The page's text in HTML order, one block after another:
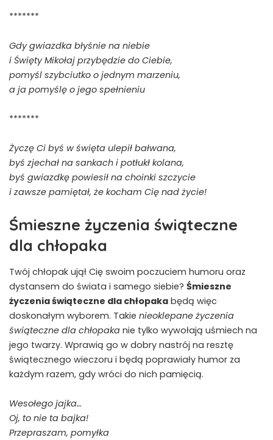
*******
Gdy gwiazdka błyśnie na niebie
i Święty Mikołaj przybędzie do Ciebie,
pomyśl szybciutko o jednym marzeniu,
a ja pomyślę o jego spełnieniu
*******
Życzę Ci byś w święta ulepił bałwana,
byś zjechał na sankach i potłukł kolana,
byś gwiazdkę powiesił na choinki szczycie
i zawsze pamiętał, że kocham Cię nad życie!
Śmieszne życzenia świąteczne
dla chłopaka
Twój chłopak ujął Cię swoim poczuciem humoru oraz
dystansem do świata i samego siebie? Śmieszne
życzenia świąteczne dla chłopaka będą więc
doskonałym wyborem. Takie nieoklepane życzenia
świąteczne dla chłopaka nie tylko wywołają uśmiech na
jego twarzy. Wprawią go w dobry nastrój na resztę
świątecznego wieczoru i będą poprawiały humor za
każdym razem, gdy wróci do nich pamięcią.
Wesołego jajka…
Oj, to nie ta bajka!
Przepraszam, pomyłka